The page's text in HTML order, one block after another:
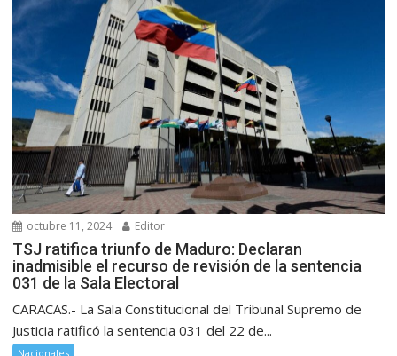
octubre 11, 2024 Editor
TSJ ratifica triunfo de Maduro: Declaran
inadmisible el recurso de revisión de la sentencia
031 de la Sala Electoral
CARACAS.- La Sala Constitucional del Tribunal Supremo de
Justicia ratificó la sentencia 031 del 22 de...
Nacionales